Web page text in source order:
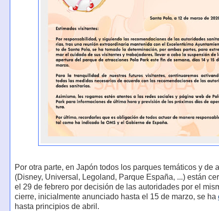
Por otra parte, en Japón todos los parques temáticos y de
(Disney, Universal, Legoland, Parque España, ...) están
el 29 de febrero por decisión de las autoridades por el
cierre, inicialmente anunciado hasta el 15 de marzo, se ha
hasta principios de abril.